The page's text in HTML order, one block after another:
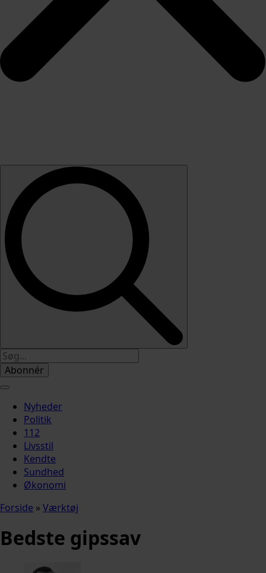
Abonnér
Nyheder
Politik
112
Livsstil
Kendte
Sundhed
Økonomi
Forside » Værktøj
Bedste gipssav